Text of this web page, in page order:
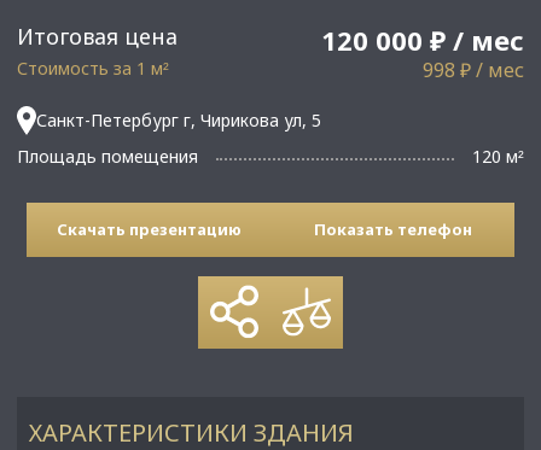
Итоговая цена 120 000 ₽ / мес
Стоимость за 1 м² 998 ₽ / мес
Санкт-Петербург г, Чирикова ул, 5
Площадь помещения
120 м²
Скачать презентацию Показать телефон
ХАРАКТЕРИСТИКИ ЗДАНИЯ